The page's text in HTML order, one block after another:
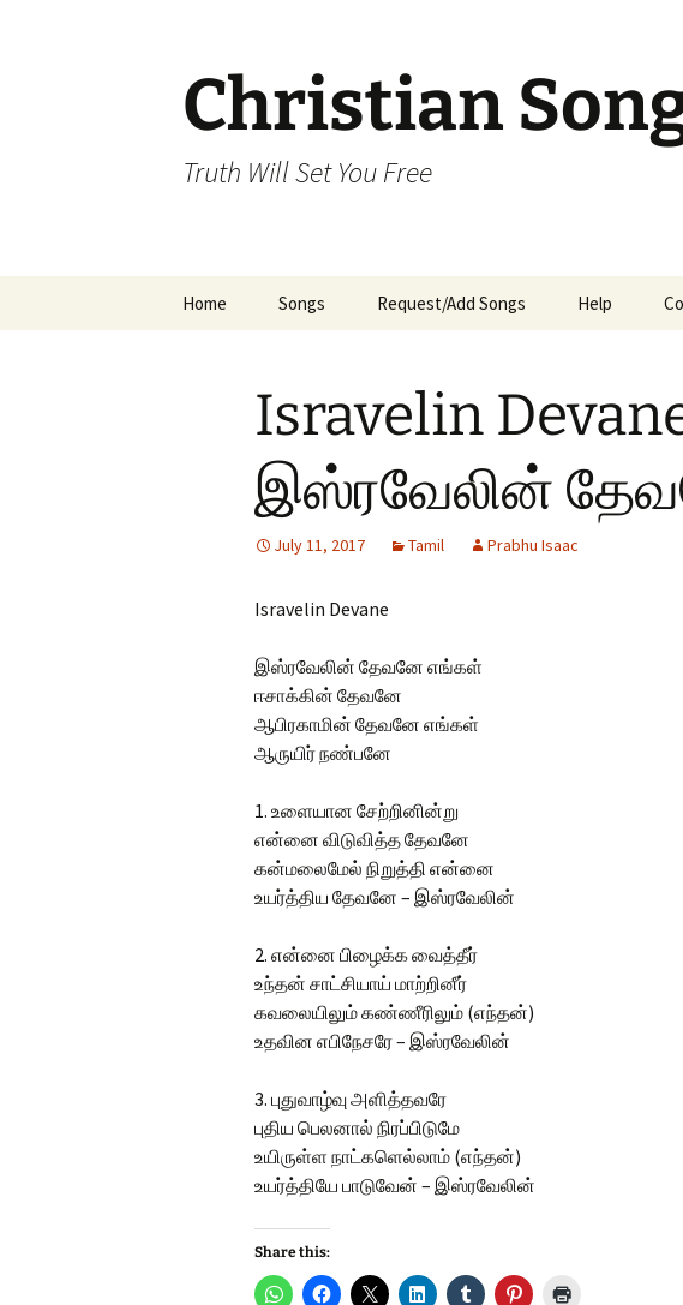
Christian
Truth Will Set You Free
Home Songs
Malayalam Songs
Kannada Songs
Telugu Songs
Request/Add Songs Help
Isravelin
இஸ்ரவேலின்
July 11, 2017 Tamil Prabhu Isaac
Isravelin Devane
இஸ்ரவேலின் தேவனே எங்கள்
ஈசாக்கின் தேவனே
ஆபிரகாமின் தேவனே எங்கள்
ஆருயிர் நண்பனே
1. உளையான சேற்றினின்று
என்னை விடுவித்த தேவனே
கன்மலைமேல் நிறுத்தி என்னை
உயர்த்திய தேவனே – இஸ்ரவேலின்
2. என்னை பிழைக்க வைத்தீர்
உந்தன் சாட்சியாய் மாற்றினீர்
கவலையிலும் கண்ணீரிலும் (எந்தன்)
உதவின எபிநேசரே – இஸ்ரவேலின்
3. புதுவாழ்வு அளித்தவரே
புதிய பெலனால் நிரப்பிடுமே
உயிருள்ள நாட்களெல்லாம் (எந்தன்)
உயர்த்தியே பாடுவேன் – இஸ்ரவேலின்
Share this: